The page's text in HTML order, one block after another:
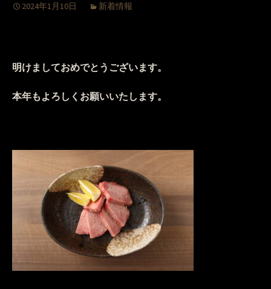
2024年1月10日 新着情報
明けましておめでとうございます。
本年もよろしくお願いいたします。